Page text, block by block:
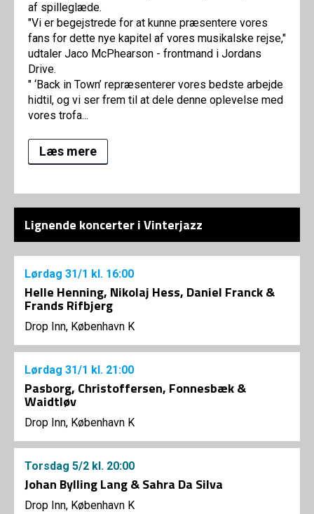
af spilleglæde.
"Vi er begejstrede for at kunne præsentere vores
fans for dette nye kapitel af vores musikalske rejse,"
udtaler Jaco McPhearson - frontmand i Jordans
Drive.
" ‘Back in Town’ repræsenterer vores bedste arbejde
hidtil, og vi ser frem til at dele denne oplevelse med
vores trofa...
Læs mere
Lignende koncerter i Vinterjazz
Lørdag 31/1 kl. 16:00
Helle Henning, Nikolaj Hess, Daniel Franck &
Frands Rifbjerg
Drop Inn, København K
Lørdag 31/1 kl. 21:00
Pasborg, Christoffersen, Fonnesbæk &
Waidtløv
Drop Inn, København K
Torsdag 5/2 kl. 20:00
Johan Bylling Lang & Sahra Da Silva
Drop Inn, København K